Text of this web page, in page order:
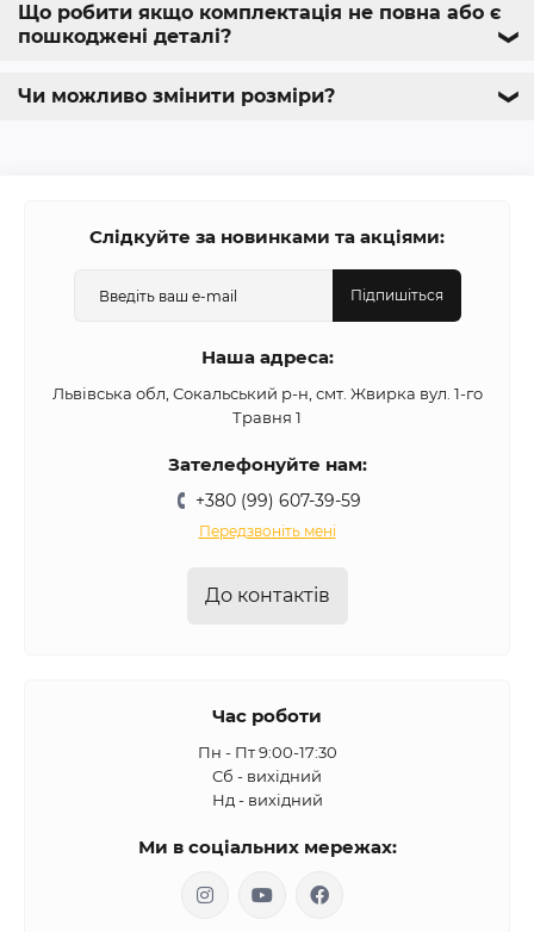
Що робити якщо комплектація не повна або є
пошкоджені деталі?
❯
Чи можливо змінити розміри? ❯
Слідкуйте за новинками та акціями:
Підпишіться
Наша адреса:
Львівська обл, Сокальський р-н, смт. Жвирка вул. 1-го
Травня 1
Зателефонуйте нам:
+380 (99) 607-39-59
Передзвоніть мені
До контактів
Час роботи
Пн - Пт 9:00-17:30
Сб - вихідний
Нд - вихідний
Ми в соціальних мережах: